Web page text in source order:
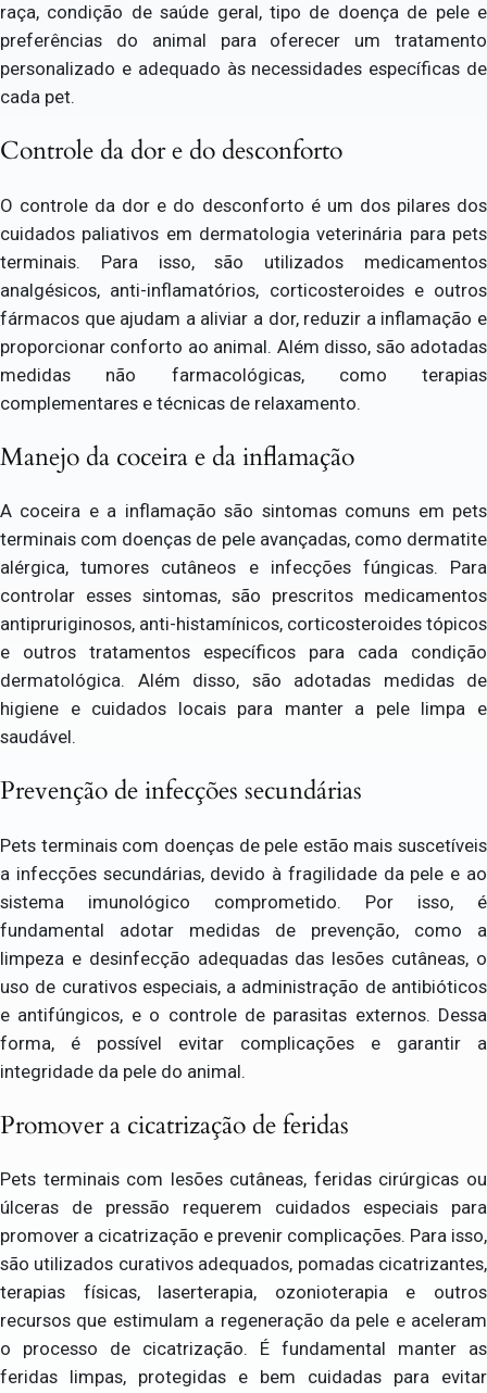
raça, condição de saúde geral, tipo de doença de pele e
preferências do animal para oferecer um tratamento
personalizado e adequado às necessidades específicas de
cada pet.
Controle da dor e do desconforto
O controle da dor e do desconforto é um dos pilares dos
cuidados paliativos em dermatologia veterinária para pets
terminais. Para isso, são utilizados medicamentos
analgésicos, anti-inflamatórios, corticosteroides e outros
fármacos que ajudam a aliviar a dor, reduzir a inflamação e
proporcionar conforto ao animal. Além disso, são adotadas
medidas não farmacológicas, como terapias
complementares e técnicas de relaxamento.
Manejo da coceira e da inflamação
A coceira e a inflamação são sintomas comuns em pets
terminais com doenças de pele avançadas, como dermatite
alérgica, tumores cutâneos e infecções fúngicas. Para
controlar esses sintomas, são prescritos medicamentos
antipruriginosos, anti-histamínicos, corticosteroides tópicos
e outros tratamentos específicos para cada condição
dermatológica. Além disso, são adotadas medidas de
higiene e cuidados locais para manter a pele limpa e
saudável.
Prevenção de infecções secundárias
Pets terminais com doenças de pele estão mais suscetíveis
a infecções secundárias, devido à fragilidade da pele e ao
sistema imunológico comprometido. Por isso, é
fundamental adotar medidas de prevenção, como a
limpeza e desinfecção adequadas das lesões cutâneas, o
uso de curativos especiais, a administração de antibióticos
e antifúngicos, e o controle de parasitas externos. Dessa
forma, é possível evitar complicações e garantir a
integridade da pele do animal.
Promover a cicatrização de feridas
Pets terminais com lesões cutâneas, feridas cirúrgicas ou
úlceras de pressão requerem cuidados especiais para
promover a cicatrização e prevenir complicações. Para isso,
são utilizados curativos adequados, pomadas cicatrizantes,
terapias físicas, laserterapia, ozonioterapia e outros
recursos que estimulam a regeneração da pele e aceleram
o processo de cicatrização. É fundamental manter as
feridas limpas, protegidas e bem cuidadas para evitar